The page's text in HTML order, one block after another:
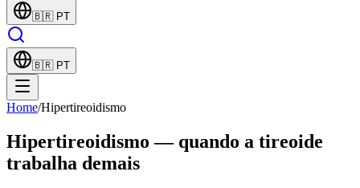
🇧🇷 PT
🇧🇷 PT
Home/Hipertireoidismo
Hipertireoidismo — quando a tireoide
trabalha demais